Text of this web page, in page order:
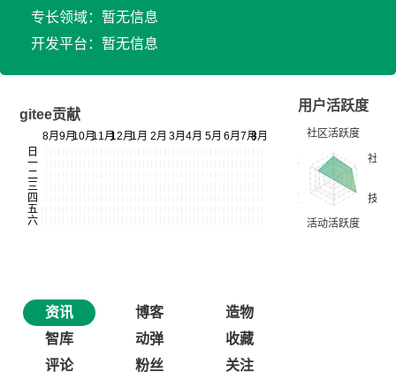
专长领域：暂无信息
开发平台：暂无信息
gitee贡献
用户活跃度
资讯 博客
造物
智库
动弹
收藏
评论
粉丝 关注